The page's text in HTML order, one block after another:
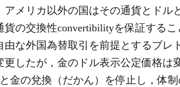
メリカ以外の国はその通貨とドル
の交換性convertibilityを保証する
な外国為替取引を前提とするブレ
したが，金のドル表示公定価格は
金の兌換（だかん）を停止し，体